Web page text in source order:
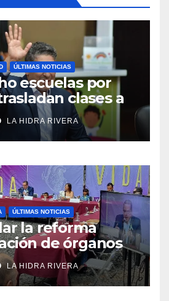
ÚLTIMAS NOTICIAS
escuelas por
clases a
LA HIDRA RIVERA
ÚLTIMAS NOTICIAS
la reforma
de órganos
LA HIDRA RIVERA